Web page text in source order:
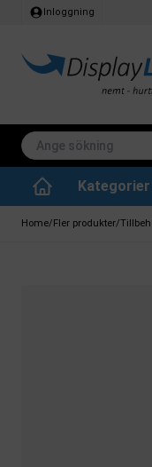
Inloggning
Home/Fler produkter/